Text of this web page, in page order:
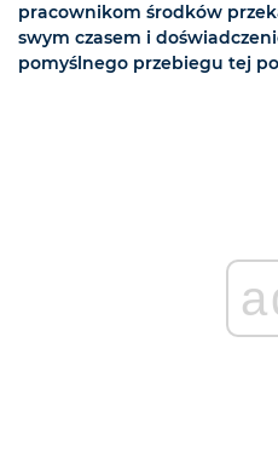
pracownikom środków
swym czasem i
pomyślnego przebiegu tej